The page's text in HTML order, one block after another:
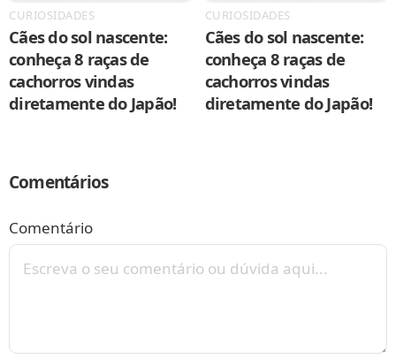
CURIOSIDADES
Cães do sol nascente:
conheça 8 raças de
cachorros vindas
diretamente do Japão!
CURIOSIDADES
Cães do sol nascente:
conheça 8 raças de
cachorros vindas
diretamente do Japão!
Comentários
Comentário